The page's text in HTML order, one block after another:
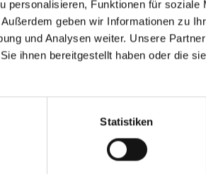
personalisieren, Funktionen für soziale
geben wir Informationen zu
und Analysen weiter. Unsere
ihnen bereitgestellt haben oder die
Statistiken
Produkt-Kategorien
Classics
Dry Trainer
Sensochair
Balance Board